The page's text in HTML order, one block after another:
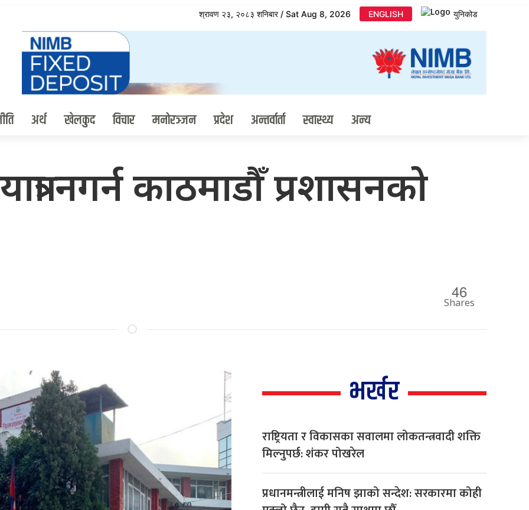
श्रावण २३, २०८३ शनिबार / Sat Aug 8, 2026 ENGLISH युनिकोड
अर्थ खेलकुद विचार मनोरञ्जन प्रदेश अन्तर्वार्ता स्वास्थ्य अन्य
नगर्न काठमाडौँ प्रशासनको
46
Shares
भर्खर
राष्ट्रियता र विकासका सवालमा लोकतन्त्रवादी शक्ति
मिल्नुपर्छ: शंकर पोखरेल
प्रधानमन्त्रीलाई मनिष झाको सन्देश: सरकारमा कोही